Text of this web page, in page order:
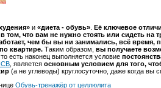
и«диета - обувь» .Её ключевое
том, что вам не нужно стоять или сидеть на
чем бы вы ни занимались, всё время,
квартире. Таким образом,вы получаете
, то есть наконец выполняется условие
, являетсяосновным условием для того,
(а не углеводы) круглосуточно, даже когда вы
Обувь-тренажёр от целлюлита